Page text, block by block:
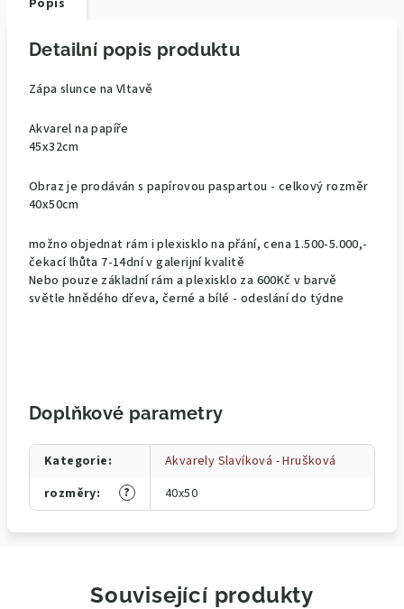
Popis
Detailní popis produktu
Zápa slunce na Vltavě
Akvarel na papíře
45x32cm
Obraz je prodáván s papírovou paspartou - celkový rozměr
40x50cm
možno objednat rám i plexisklo na přání, cena 1.500-5.000,-
čekací lhůta 7-14dní v galerijní kvalitě
Nebo pouze základní rám a plexisklo za 600Kč v barvě
světle hnědého dřeva, černé a bílé - odeslání do týdne
Doplňkové parametry
Kategorie:
Akvarely Slavíková - Hrušková
?
rozměry: 40x50
Související produkty